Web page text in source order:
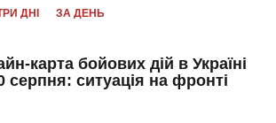
ДНІ ЗА ДЕНЬ
карта бойових дій в Україні
серпня: ситуація на фронті